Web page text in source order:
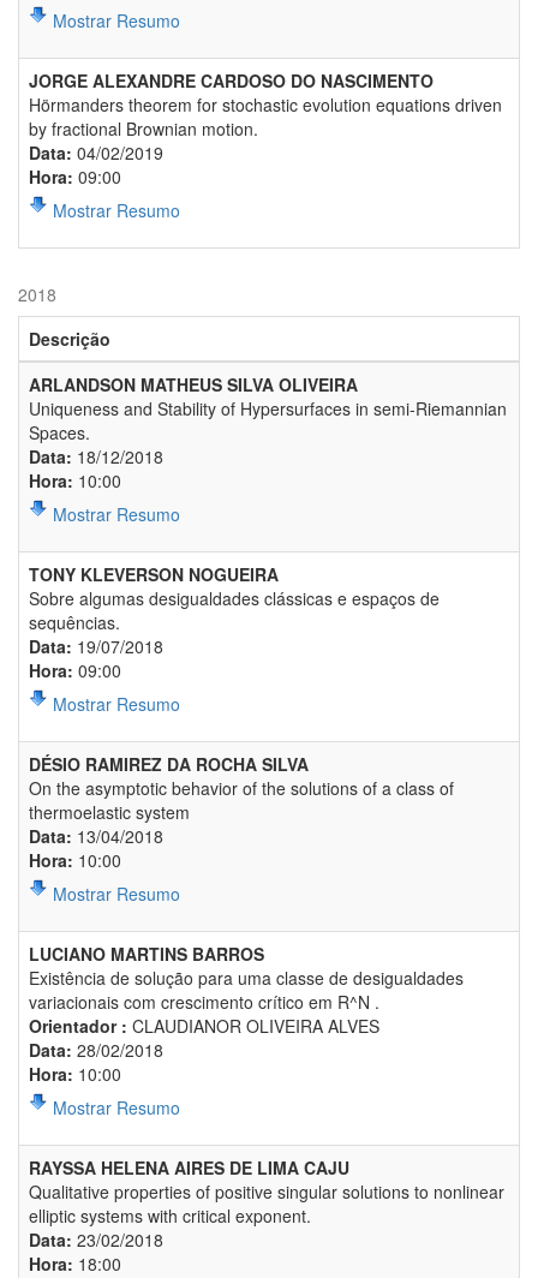
Mostrar Resumo
JORGE ALEXANDRE CARDOSO DO NASCIMENTO
Hörmanders theorem for stochastic evolution equations driven
by fractional Brownian motion.
Data: 04/02/2019
Hora: 09:00
Mostrar Resumo
2018
Descrição
ARLANDSON MATHEUS SILVA OLIVEIRA
Uniqueness and Stability of Hypersurfaces in semi-Riemannian
Spaces.
Data: 18/12/2018
Hora: 10:00
Mostrar Resumo
TONY KLEVERSON NOGUEIRA
Sobre algumas desigualdades clássicas e espaços de
sequências.
Data: 19/07/2018
Hora: 09:00
Mostrar Resumo
DÉSIO RAMIREZ DA ROCHA SILVA
On the asymptotic behavior of the solutions of a class of
thermoelastic system
Data: 13/04/2018
Hora: 10:00
Mostrar Resumo
LUCIANO MARTINS BARROS
Existência de solução para uma classe de desigualdades
variacionais com crescimento crítico em R^N .
Orientador : CLAUDIANOR OLIVEIRA ALVES
Data: 28/02/2018
Hora: 10:00
Mostrar Resumo
RAYSSA HELENA AIRES DE LIMA CAJU
Qualitative properties of positive singular solutions to nonlinear
elliptic systems with critical exponent.
Data: 23/02/2018
Hora: 18:00